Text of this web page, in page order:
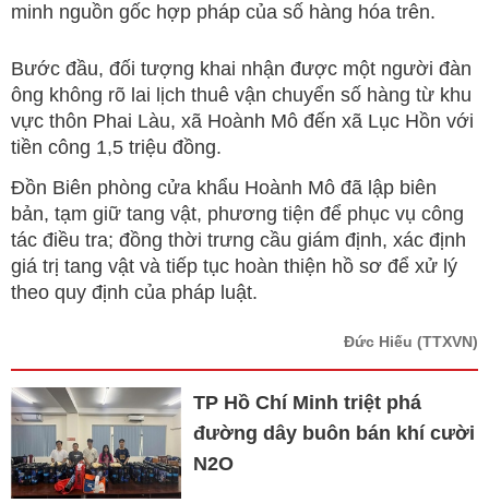
minh nguồn gốc hợp pháp của số hàng hóa trên.
Bước đầu, đối tượng khai nhận được một người đàn
ông không rõ lai lịch thuê vận chuyển số hàng từ khu
vực thôn Phai Làu, xã Hoành Mô đến xã Lục Hồn với
tiền công 1,5 triệu đồng.
Đồn Biên phòng cửa khẩu Hoành Mô đã lập biên
bản, tạm giữ tang vật, phương tiện để phục vụ công
tác điều tra; đồng thời trưng cầu giám định, xác định
giá trị tang vật và tiếp tục hoàn thiện hồ sơ để xử lý
theo quy định của pháp luật.
Đức Hiếu (TTXVN)
TP Hồ Chí Minh triệt phá
đường dây buôn bán khí cười
N2O